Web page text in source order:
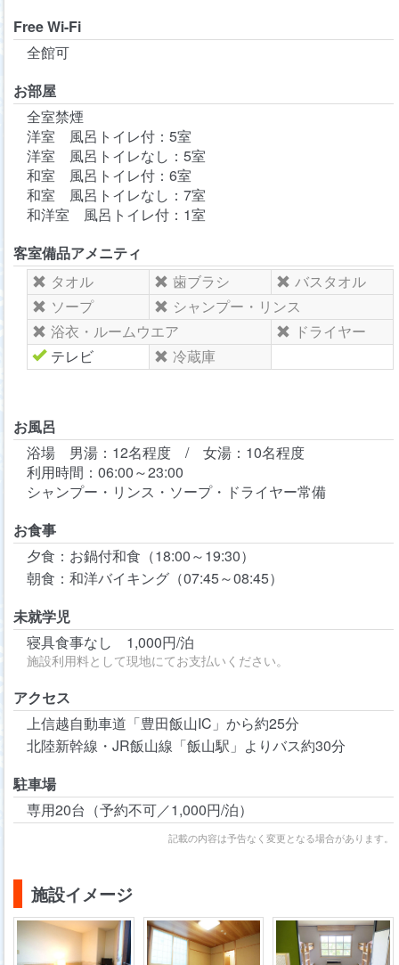
Free Wi-Fi
全館可
お部屋
全室禁煙
洋室 風呂トイレ付：5室
洋室 風呂トイレなし：5室
和室 風呂トイレ付：6室
和室 風呂トイレなし：7室
和洋室 風呂トイレ付：1室
客室備品アメニティ
タオル
歯ブラシ
バスタオル
ソープ
シャンプー・リンス
浴衣・ルームウエア
ドライヤー
テレビ
冷蔵庫
お風呂
浴場 男湯：12名程度 / 女湯：10名程度
利用時間：06:00～23:00
シャンプー・リンス・ソープ・ドライヤー常備
お食事
夕食：お鍋付和食（18:00～19:30）
朝食：和洋バイキング（07:45～08:45）
未就学児
寝具食事なし 1,000円/泊
施設利用料として現地にてお支払いください。
アクセス
上信越自動車道「豊田飯山IC」から約25分
北陸新幹線・JR飯山線「飯山駅」よりバス約30分
駐車場
専用20台（予約不可／1,000円/泊）
記載の内容は予告なく変更となる場合があります。
施設イメージ